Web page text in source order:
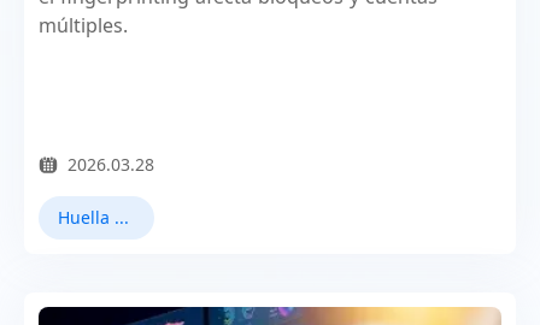
múltiples.
2026.03.28
Huella digital del navegador